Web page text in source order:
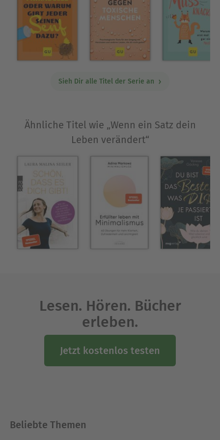
Sieh Dir alle Titel der Serie an
Ähnliche Titel wie „Wenn ein Satz dein
Leben verändert“
Lesen. Hören. Bücher
erleben.
Jetzt kostenlos testen
Beliebte Themen